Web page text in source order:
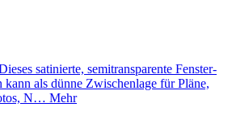
satinierte, semitransparente Fenster-
kann als dünne Zwischenlage für Pläne,
N… Mehr